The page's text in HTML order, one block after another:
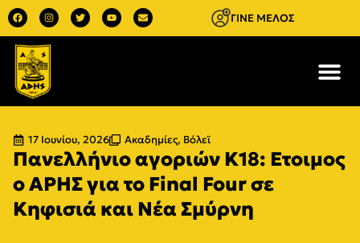
ΓΙΝΕ ΜΕΛΟΣ
17 Ιουνίου, 2026 Ακαδημίες, Βόλεϊ
Πανελλήνιο αγοριών Κ18: Ετοιμος
ο ΑΡΗΣ για το Final Four σε
Κηφισιά και Νέα Σμύρνη